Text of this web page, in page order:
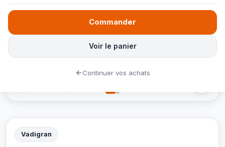
Vadigran
Voir le panier
Commander
Continuer vos achats